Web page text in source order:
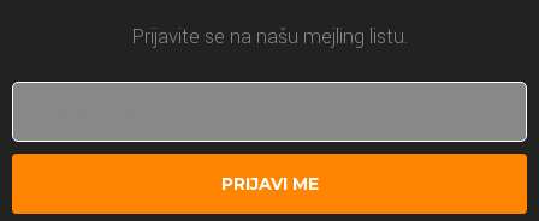
Prijavite se na našu mejling listu.
PRIJAVI ME